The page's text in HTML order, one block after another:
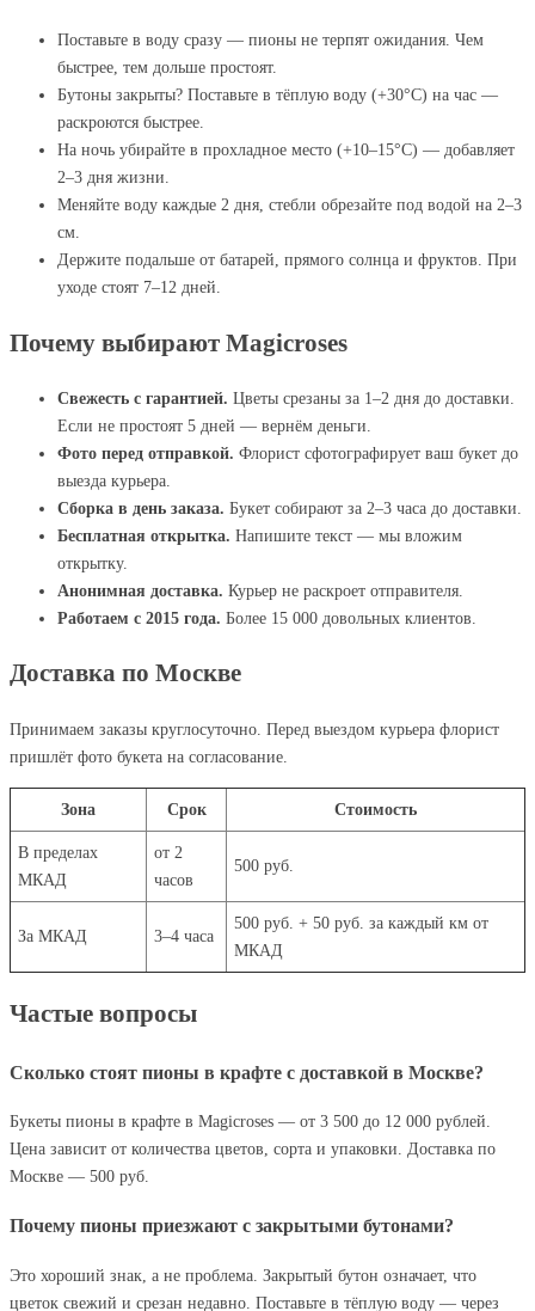
Поставьте в воду сразу — пионы не терпят ожидания. Чем
быстрее, тем дольше простоят.
Бутоны закрыты? Поставьте в тёплую воду (+30°C) на час —
раскроются быстрее.
На ночь убирайте в прохладное место (+10–15°C) — добавляет
2–3 дня жизни.
Меняйте воду каждые 2 дня, стебли обрезайте под водой на 2–3
см.
Держите подальше от батарей, прямого солнца и фруктов. При
уходе стоят 7–12 дней.
Почему выбирают Magicroses
Свежесть с гарантией. Цветы срезаны за 1–2 дня до доставки.
Если не простоят 5 дней — вернём деньги.
Фото перед отправкой. Флорист сфотографирует ваш букет до
выезда курьера.
Сборка в день заказа. Букет собирают за 2–3 часа до доставки.
Бесплатная открытка. Напишите текст — мы вложим
открытку.
Анонимная доставка. Курьер не раскроет отправителя.
Работаем с 2015 года. Более 15 000 довольных клиентов.
Доставка по Москве
Принимаем заказы круглосуточно. Перед выездом курьера флорист
пришлёт фото букета на согласование.
Зона Срок Стоимость
В пределах
МКАД
от 2
часов
500 руб.
За МКАД 3–4 часа
500 руб. + 50 руб. за каждый км от
МКАД
Частые вопросы
Сколько стоят пионы в крафте с доставкой в Москве?
Букеты пионы в крафте в Magicroses — от 3 500 до 12 000 рублей.
Цена зависит от количества цветов, сорта и упаковки. Доставка по
Москве — 500 руб.
Почему пионы приезжают с закрытыми бутонами?
Это хороший знак, а не проблема. Закрытый бутон означает, что
цветок свежий и срезан недавно. Поставьте в тёплую воду — через